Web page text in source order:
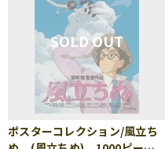
ポスターコレクション/風立ち